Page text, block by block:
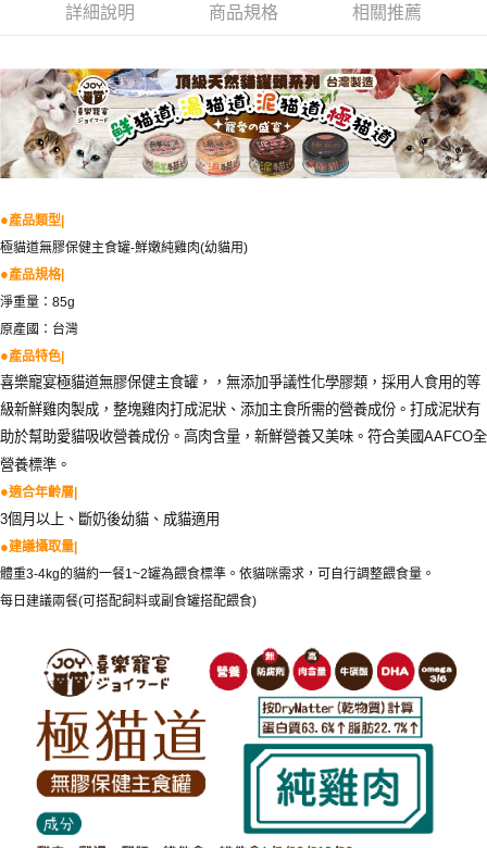
每筆NT$80，滿NT$1,500(含以上)免運費
每筆NT$60，滿NT$1,500(含以上)免運費
【7-11】取貨付款1500免運
每筆NT$80，滿NT$1,500(含以上)免運費
每筆NT$60，滿NT$1,500(含以上)免運費
宅配【全館滿1500免運】
每筆NT$85，滿NT$1,500(含以上)免運費
每筆NT$115，滿NT$1,500(含以上)免運費
詳細說明 商品規格 相關推薦
●產品類型|
極貓道無膠保健主食罐-鮮嫩純雞肉(幼貓用)
●產品規格|
淨重量： 85g
原產國：台灣
●產品特色|
喜樂寵宴極貓道無膠保健主食罐，，無添加爭議性化學膠類，採用人食用的等
級新鮮雞肉製成，整塊雞肉打成泥狀、添加主食所需的營養成份。打成泥狀有
助於幫助愛貓吸收營養成份。高肉含量，新鮮營養又美味。符合美國AAFCO全
營養標準。
●適合年齡層|
3個月以上、斷奶後幼貓、成貓適用
●建議攝取量|
體重3-4kg的貓約一餐1~2罐為餵食標準。依貓咪需求，可自行調整餵食量。
每日建議兩餐(可搭配飼料或副食罐搭配餵食)